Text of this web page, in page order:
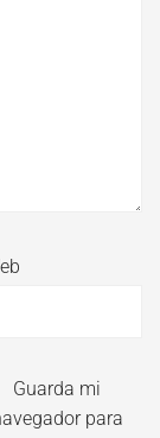
Guarda mi
para